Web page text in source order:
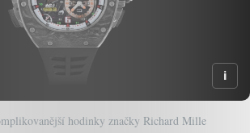
hodinky značky Richard Mille